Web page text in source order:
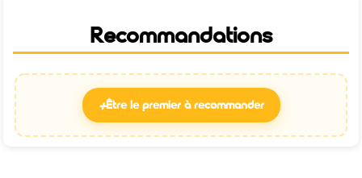
Recommandations
+Être le premier à recommander